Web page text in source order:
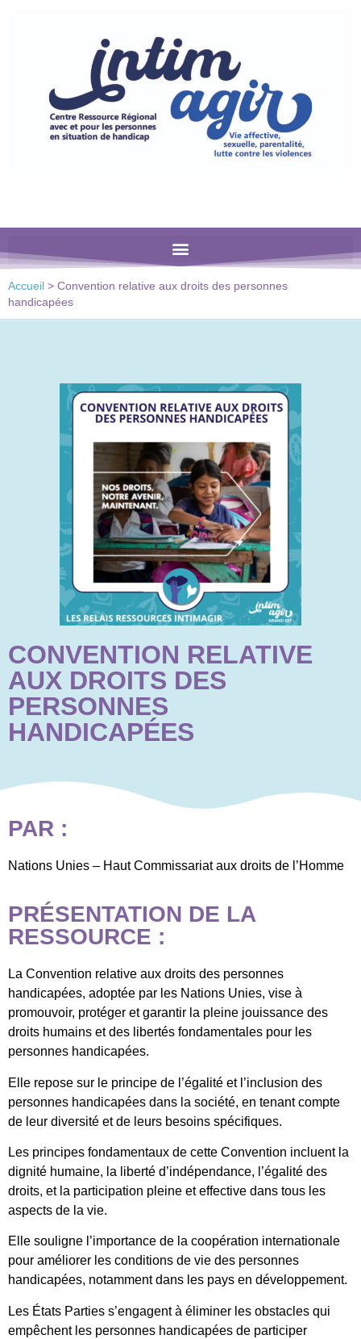
comprend
Accueil > Convention relative aux droits des personnes
handicapées
CONVENTION RELATIVE
AUX DROITS DES
PERSONNES
HANDICAPÉES
PAR :
Nations Unies – Haut Commissariat aux droits de l’Homme
PRÉSENTATION DE LA
RESSOURCE :
La Convention relative aux droits des personnes
handicapées, adoptée par les Nations Unies, vise à
promouvoir, protéger et garantir la pleine jouissance des
droits humains et des libertés fondamentales pour les
personnes handicapées.
Elle repose sur le principe de l’égalité et l’inclusion des
personnes handicapées dans la société, en tenant compte
de leur diversité et de leurs besoins spécifiques.
Les principes fondamentaux de cette Convention incluent la
dignité humaine, la liberté d’indépendance, l’égalité des
droits, et la participation pleine et effective dans tous les
aspects de la vie.
Elle souligne l’importance de la coopération internationale
pour améliorer les conditions de vie des personnes
handicapées, notamment dans les pays en développement.
Les États Parties s’engagent à éliminer les obstacles qui
empêchent les personnes handicapées de participer